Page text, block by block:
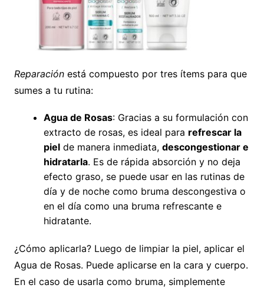
Reparación está compuesto por tres ítems para que
sumes a tu rutina:
Agua de Rosas: Gracias a su formulación con
extracto de rosas, es ideal para refrescar la
pielde manera inmediata, descongestionar e
hidratarla. Es de rápida absorción y no deja
efecto graso, se puede usar en las rutinas de
día y de noche como bruma descongestiva o
en el día como una bruma refrescante e
hidratante.
¿Cómo aplicarla? Luego de limpiar la piel, aplicar el
Agua de Rosas. Puede aplicarse en la cara y cuerpo.
En el caso de usarla como bruma, simplemente